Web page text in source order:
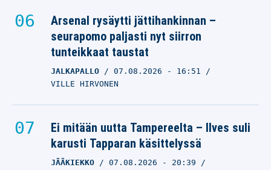
Arsenal rysäytti jättihankinnan –
seurapomo paljasti nyt siirron
tunteikkaat taustat
JALKAPALLO 07.08.2026 - 16:51
VILLE HIRVONEN
Ei mitään uutta Tampereelta – Ilves suli
karusti Tapparan käsittelyssä
JÄÄKIEKKO 07.08.2026 - 20:39